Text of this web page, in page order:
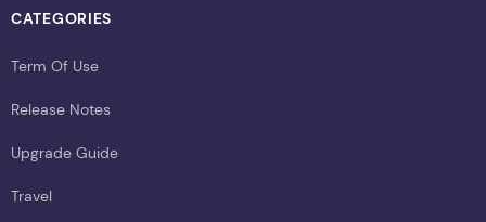
CATEGORIES
Term Of Use
Release Notes
Upgrade Guide
Travel